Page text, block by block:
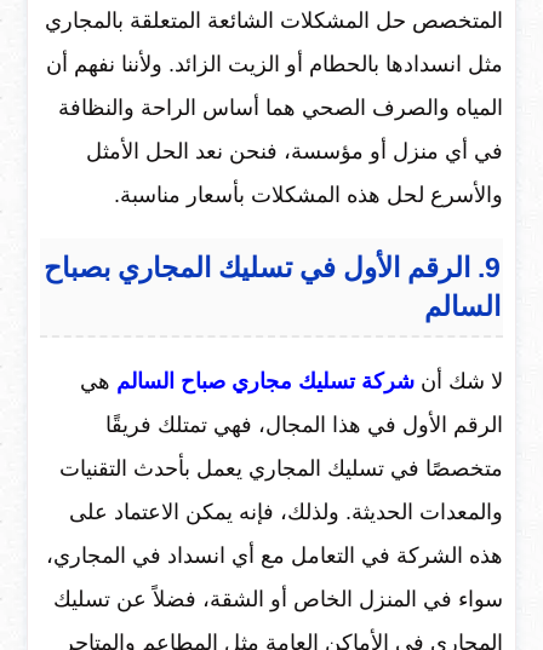
المتخصص حل المشكلات الشائعة المتعلقة بالمجاري
مثل انسدادها بالحطام أو الزيت الزائد. ولأننا نفهم أن
المياه والصرف الصحي هما أساس الراحة والنظافة
في أي منزل أو مؤسسة، فنحن نعد الحل الأمثل
والأسرع لحل هذه المشكلات بأسعار مناسبة.
9. الرقم الأول في تسليك المجاري بصباح
السالم
لا شك أن شركة تسليك مجاري صباح السالم هي
الرقم الأول في هذا المجال، فهي تمتلك فريقًا
متخصصًا في تسليك المجاري يعمل بأحدث التقنيات
والمعدات الحديثة. ولذلك، فإنه يمكن الاعتماد على
هذه الشركة في التعامل مع أي انسداد في المجاري،
سواء في المنزل الخاص أو الشقة، فضلاً عن تسليك
المجاري في الأماكن العامة مثل المطاعم والمتاجر